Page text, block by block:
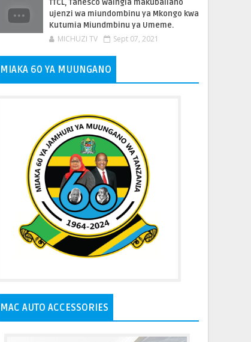
TTCL, Tanesco Waingia makubaliano
ujenzi wa miundombinu ya Mkongo kwa
Kutumia Miundmbinu ya Umeme.
MICHUZI TV Sept 07, 2021
MIAKA 60 YA MUUNGANO
MAC AUTO ACCESSORIES